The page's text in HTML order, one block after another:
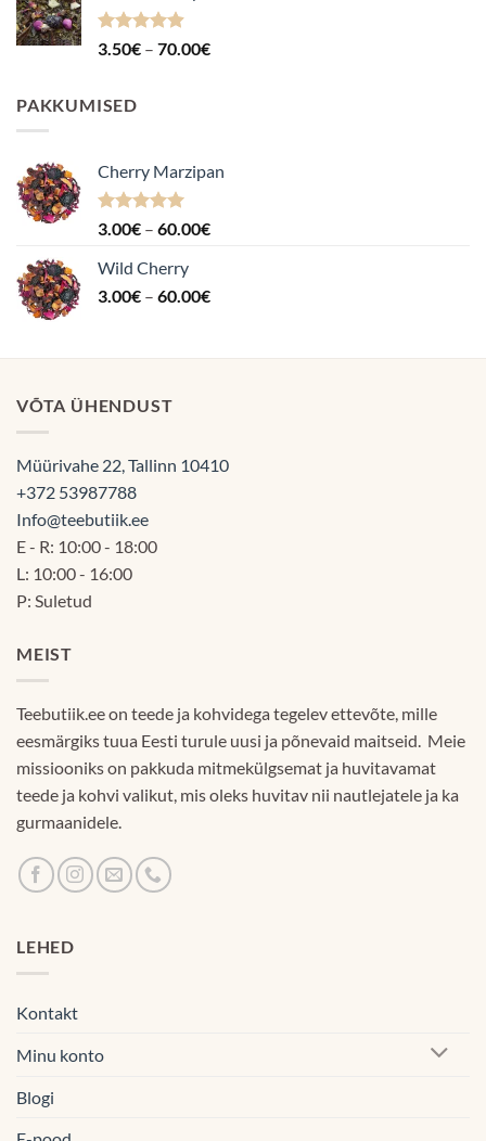
Hinnanguga
3.50€ – 70.00€Hinnavahemik:
PAKKUMISED
Cherry Marzipan
Hinnanguga
3.00€ – 60.00€Hinnavahemik:
60.00€
Wild Cherry
3.00€ – 60.00€Hinnavahemik:
60.00€
VÕTA ÜHENDUST
Müürivahe 22, Tallinn 10410
+372 53987788
Info@teebutiik.ee
E - R: 10:00 - 18:00
L: 10:00 - 16:00
P: Suletud
MEIST
Teebutiik.ee on teede ja kohvidega tegelev ettevõte, mille
eesmärgiks tuua Eesti turule uusi ja põnevaid maitseid. Meie
missiooniks on pakkuda mitmekülgsemat ja huvitavamat
teede ja kohvi valikut, mis oleks huvitav nii nautlejatele ja ka
gurmaanidele.
LEHED
Kontakt
Minu konto
Blogi